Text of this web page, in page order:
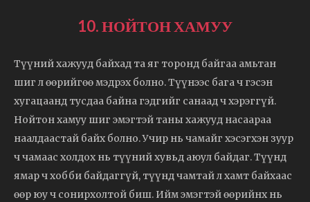
10. НОЙТОН ХАМУУ
Түүний хажууд байхад та яг торонд байгаа амьтан
шиг л өөрийгөө мэдрэх болно. Түүнээс бага ч гэсэн
хугацаанд тусдаа байна гэдгийг санаад ч хэрэггүй.
Нойтон хамуу шиг эмэгтэй таны хажууд насаараа
наалдаастай байх болно. Учир нь чамайг хэсэгхэн зуур
ч чамаас холдох нь түүний хувьд аюул байдаг. Түүнд
ямар ч хобби байдаггүй, түүнд чамтай л хамт байхаас
өөр юу ч сонирхолтой биш. Ийм эмэгтэй өөрийнх нь